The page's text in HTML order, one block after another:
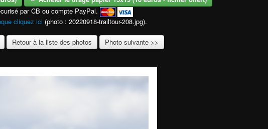
par CB ou compte PayPal.
cliquez ici (photo : 20220918-trailtour-208.jpg).
Retour à la liste des photos Photo suivante >>